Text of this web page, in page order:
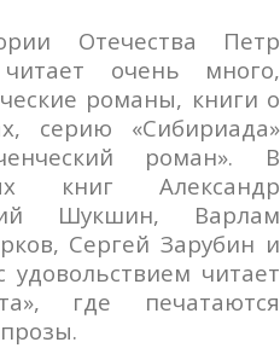
Отечества Петр
очень много,
романы, книги о
серию «Сибириада»
роман». В
книг Александр
Шукшин, Варлам
Сергей Зарубин и
читает
где печатаются